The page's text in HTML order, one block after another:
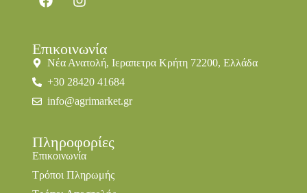
Επικοινωνία
Νέα Ανατολή, Ιεραπετρα Κρήτη 72200, Ελλάδα
+30 28420 41684
info@agrimarket.gr
Πληροφορίες
Επικοινωνία
Τρόποι Πληρωμής